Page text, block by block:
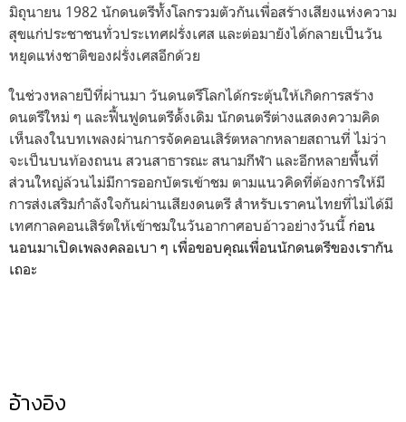
มิถุนายน 1982 นักดนตรีทั้งโลกรวมตัวกันเพื่อสร้างเสียงแห่งความ
สุขแก่ประชาชนทั่วประเทศฝรั่งเศส และต่อมายังได้กลายเป็นวัน
หยุดแห่งชาติของฝรั่งเศสอีกด้วย
ในช่วงหลายปีที่ผ่านมา วันดนตรีโลกได้กระตุ้นให้เกิดการสร้าง
ดนตรีใหม่ ๆ และฟื้นฟูดนตรีดั้งเดิม นักดนตรีต่างแสดงความคิด
เห็นลงในบทเพลงผ่านการจัดคอนเสิร์ตหลากหลายสถานที่ ไม่ว่า
จะเป็นบนท้องถนน สวนสาธารณะ สนามกีฬา และอีกหลายพื้นที่
ส่วนใหญ่ล้วนไม่มีการออกบัตรเข้าชม ตามแนวคิดที่ต้องการให้มี
การส่งเสริมกำลังใจกันผ่านเสียงดนตรี สำหรับเราคนไทยที่ไม่ได้มี
เทศกาลคอนเสิร์ตให้เข้าชมในวันอากาศอบอ้าวอย่างวันนี้ ก่อน
นอนมาเปิดเพลงคลอเบา ๆ เพื่อขอบคุณเพื่อนนักดนตรีของเรากัน
เถอะ
อ้างอิง